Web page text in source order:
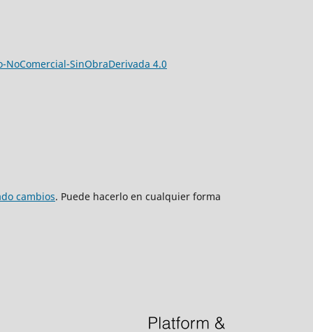
NoComercial-SinObraDerivada 4.0
cambios. Puede hacerlo en cualquier forma